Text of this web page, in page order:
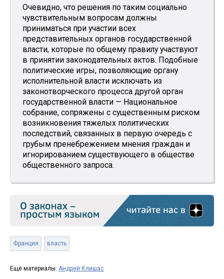
Очевидно, что решения по таким социально
чувствительным вопросам должны
приниматься при участии всех
представительных органов государственной
власти, которые по общему правилу участвуют
в принятии законодательных актов. Подобные
политические игры, позволяющие органу
исполнительной власти исключать из
законотворческого процесса другой орган
государственной власти — Национальное
собрание, сопряжены с существенным риском
возникновения тяжелых политических
последствий, связанных в первую очередь с
грубым пренебрежением мнения граждан и
игнорированием существующего в обществе
общественного запроса.
Франция власть
Ещё материалы: Андрей Клишас